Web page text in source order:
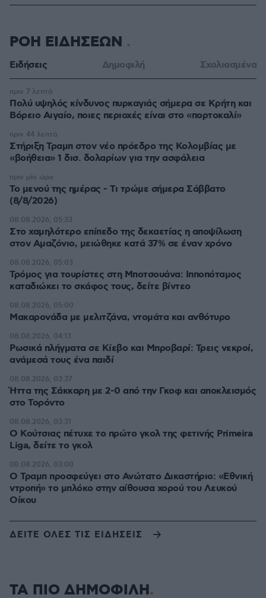
ΡΟΗ ΕΙΔΗΣΕΩΝ
Ειδήσεις Δημοφιλή Σχολιασμένα
Πολύ υψηλός κίνδυνος πυρκαγιάς σήμερα σε Κρήτη και
Βόρειο Αιγαίο, ποιες περιοχές είναι στο «πορτοκαλί»
πριν 7 λεπτά
Στήριξη Τραμπ στον νέο πρόεδρο της Κολομβίας με
«βοήθεια» 1 δισ. δολαρίων για την ασφάλεια
πριν 44 λεπτά
Το μενού της ημέρας - Τι τρώμε σήμερα Σάββατο
(8/8/2026)
πριν μία ώρα
Στο χαμηλότερο επίπεδο της δεκαετίας η αποψίλωση
στον Αμαζόνιο, μειώθηκε κατά 37% σε έναν χρόνο
08.08.2026, 05:33
Τρόμος για τουρίστες στη Μποτσουάνα: Ιπποπόταμος
καταδιώκει το σκάφος τους, δείτε βίντεο
08.08.2026, 05:03
Μακαρονάδα με μελιτζάνα, ντομάτα και ανθότυρο
08.08.2026, 05:00
Ρωσικά πλήγματα σε Κίεβο και Μπροβαρί: Τρεις νεκροί,
ανάμεσά τους ένα παιδί
08.08.2026, 04:13
Ήττα της Σάκκαρη με 2-0 από την Γκοφ και αποκλεισμός
στο Τορόντο
08.08.2026, 03:37
Ο Κούτσιας πέτυχε το πρώτο γκολ της φετινής Primeira
Liga, δείτε το γκολ
08.08.2026, 03:31
Ο Τραμπ προσφεύγει στο Ανώτατο Δικαστήριο: «Εθνική
ντροπή» το μπλόκο στην αίθουσα χορού του Λευκού
Οίκου
08.08.2026, 03:00
ΔΕΙΤΕ ΟΛΕΣ ΤΙΣ ΕΙΔΗΣΕΙΣ
ΤΑ ΠΙΟ ΔΗΜΟΦΙΛΗ